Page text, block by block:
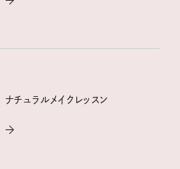
ナチュラルメイクレッスン